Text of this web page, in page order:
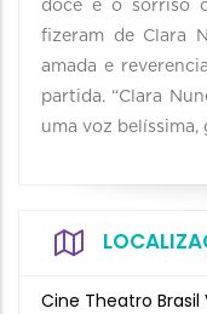
doce e o sorriso
fizeram de Clara
amada e
partida. “Clara
uma voz
Cine Theatro Brasil